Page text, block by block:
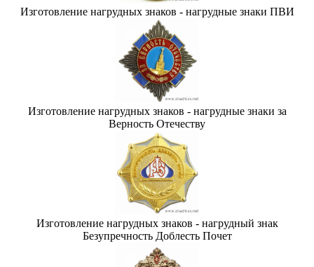
Изготовление нагрудных знаков - нагрудные знаки ПВИ
Изготовление нагрудных знаков - нагрудные знаки за
Верность Отечеству
Изготовление нагрудных знаков - нагрудный знак
Безупречность Доблесть Почет